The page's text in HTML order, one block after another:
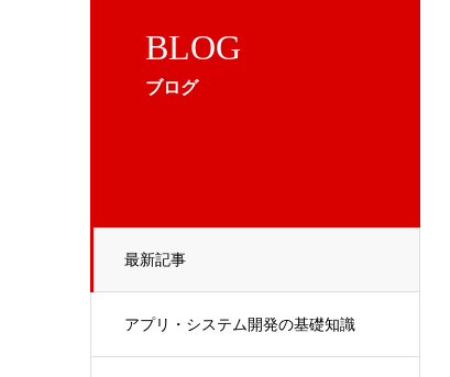
BLOG
ブログ
最新記事
アプリ・システム開発の基礎知識